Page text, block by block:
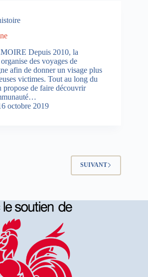
Depuis 2010, la
des voyages de
afin de donner un visage plus
victimes. Tout au long du
propose de faire découvrir
octobre 2019
SUIVANT